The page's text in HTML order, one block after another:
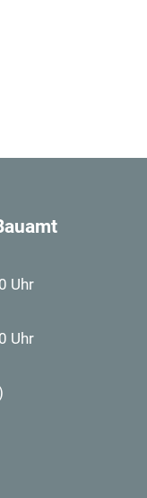
Uhr
Uhr